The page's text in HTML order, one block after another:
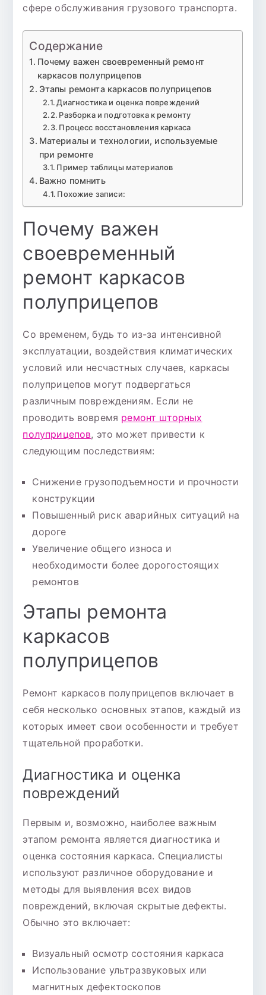
сфере обслуживания грузового транспорта.
Содержание
Почему важен своевременный ремонт
каркасов полуприцепов
Этапы ремонта каркасов полуприцепов
Диагностика и оценка повреждений
Разборка и подготовка к ремонту
Процесс восстановления каркаса
Материалы и технологии, используемые
при ремонте
Пример таблицы материалов
Важно помнить
Похожие записи:
Почему важен
своевременный
ремонт каркасов
полуприцепов
Со временем, будь то из-за интенсивной
эксплуатации, воздействия климатических
условий или несчастных случаев, каркасы
полуприцепов могут подвергаться
различным повреждениям. Если не
проводить вовремя ремонт шторных
полуприцепов, это может привести к
следующим последствиям:
Снижение грузоподъемности и прочности
конструкции
Повышенный риск аварийных ситуаций на
дороге
Увеличение общего износа и
необходимости более дорогостоящих
ремонтов
Этапы ремонта
каркасов
полуприцепов
Ремонт каркасов полуприцепов включает в
себя несколько основных этапов, каждый из
которых имеет свои особенности и требует
тщательной проработки.
Диагностика и оценка
повреждений
Первым и, возможно, наиболее важным
этапом ремонта является диагностика и
оценка состояния каркаса. Специалисты
используют различное оборудование и
методы для выявления всех видов
повреждений, включая скрытые дефекты.
Обычно это включает:
Визуальный осмотр состояния каркаса
Использование ультразвуковых или
магнитных дефектоскопов